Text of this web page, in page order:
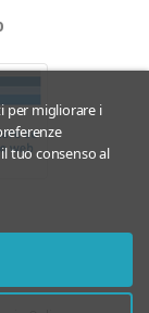
per migliorare i
tuo consenso al